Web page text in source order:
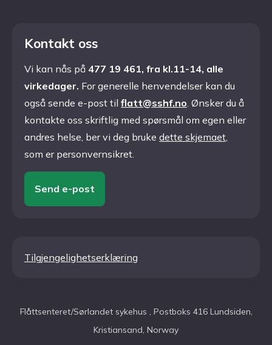
Kontakt oss
Vi kan nås på 477 19 461, fra kl.11-14, alle
virkedager. For generelle henvendelser kan du
også sende e-post til flatt@sshf.no. Ønsker du å
kontakte oss skriftlig med spørsmål om egen eller
andres helse, ber vi deg bruke dette skjemaet,
som er personvernsikret.
Send e-post
Tilgjengelighetserklæring
Flåttsenteret/Sørlandet sykehus , Postboks 416 Lundsiden,
Kristiansand, Norway